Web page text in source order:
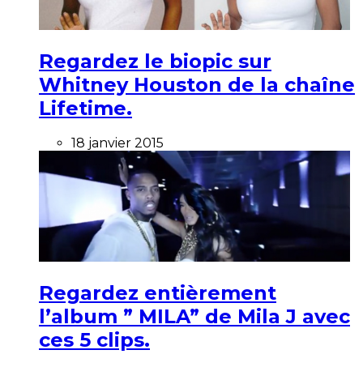
Regardez le biopic sur
Whitney Houston de la chaîne
Lifetime.
18 janvier 2015
Regardez entièrement
l’album ” MILA” de Mila J avec
ces 5 clips.